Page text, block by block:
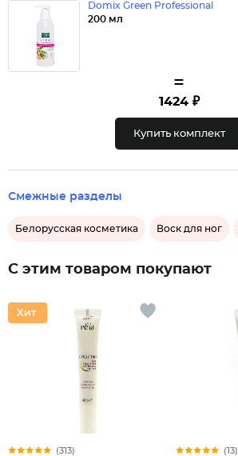
Domix Green Professional
200 мл
=
1424 ₽
Купить комплект
Смежные разделы
Белорусская косметика Воск для ног
С этим товаром покупают
(313) (13)